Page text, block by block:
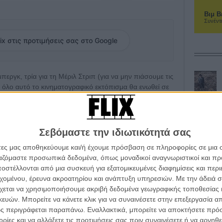
Σεβόμαστε την ιδιωτικότητά σας
μας αποθηκεύουμε και/ή έχουμε πρόσβαση σε πληροφορίες σε
προσωπικά δεδομένα, όπως μοναδικοί αναγνωριστικοί και
από μια συσκευή για εξατομικευμένες διαφημίσεις και
έρευνα ακροατηρίου και ανάπτυξη υπηρεσιών. Με την άδειά
να χρησιμοποιήσουμε ακριβή δεδομένα γεωγραφικής τοποθεσίας
Μπορείτε να κάνετε κλικ για να συναινέσετε στην επεξεργασία
περιγράφεται παραπάνω. Εναλλακτικά, μπορείτε να αποκτήσετε
και να αλλάξετε τις προτιμήσεις σας πριν συναινέσετε ή να
στις προτιμήσεις σας στο Google
τρία για τη Μέριλ Στριπ (για να μην πιάσουμε τις
αυτό το κινηματογραφικό εκτόπισμα θα ενωθεί σε
μετά το
«Ready Player One»και, ελπίζουμε, πριν τον
ηθοποιός» - Η Μέριλ Στριπ ρίχνει ακόμα
μέσα από την τότε δουλειά της εφημερίδας
του Πενταγώνου», του ρόλου δηλαδή της
ήρες της ταινίας, ο δημοσιογράφος Μπεν Μπράντλι
υποδύονται, αντίστοιχα, ο Τομ Χανκς και η Μέριλ
Βιμ